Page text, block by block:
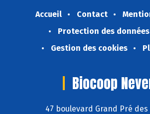
Accueil Contact
Protection des données
Gestion des cookies
Biocoop
47 boulevard Grand Pré